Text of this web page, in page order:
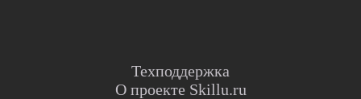
Техподдержка
О проекте Skillu.ru